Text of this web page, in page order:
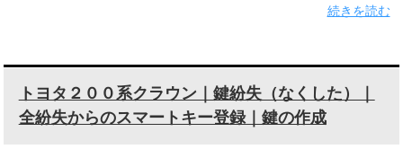
続きを読む
トヨタ２００系クラウン｜鍵紛失（なくした）｜
全紛失からのスマートキー登録｜鍵の作成